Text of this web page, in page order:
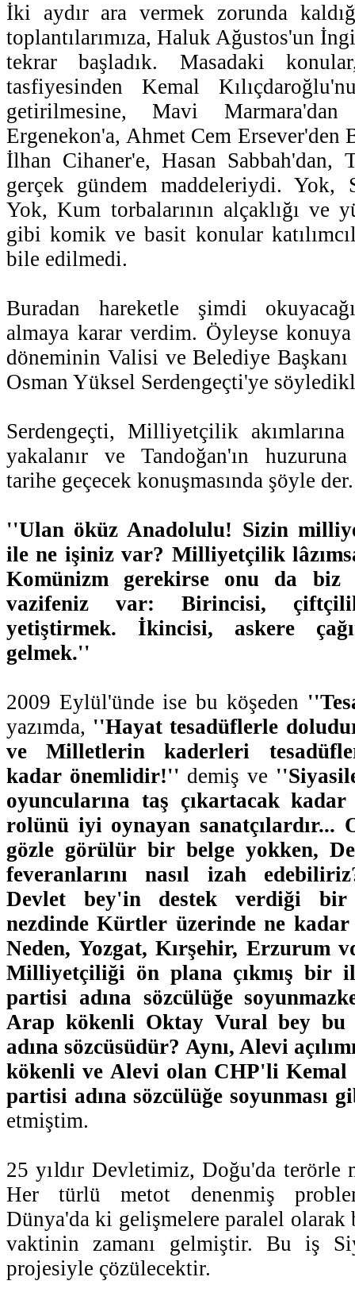
İki aydır ara vermek zorunda
toplantılarımıza, Haluk Ağustos'un
tekrar başladık. Masadaki
tasfiyesinden Kemal
getirilmesine, Mavi
Ergenekon'a, Ahmet Cem Ersever'den
İlhan Cihaner'e, Hasan Sabbah'dan,
gerçek gündem maddeleriydi. Yok,
Yok, Kum torbalarının alçaklığı ve
gibi komik ve basit konular
bile edilmedi.
Buradan hareketle şimdi
almaya karar verdim. Öyleyse
döneminin Valisi ve Belediye Başkanı
Osman Yüksel Serdengeçti'ye
Serdengeçti, Milliyetçilik
yakalanır ve Tandoğan'ın
tarihe geçecek konuşmasında şöyle der.
''Ulan öküz Anadolulu! Sizin
ile ne işiniz var? Milliyetçilik
Komünizm gerekirse onu da
vazifeniz var: Birincisi,
yetiştirmek. İkincisi, askere
gelmek.''
2009 Eylül'ünde ise bu köşeden
yazımda, ''Hayat tesadüflerle
ve Milletlerin kaderleri
kadar önemlidir!'' demiş ve
oyuncularına taş çıkartacak
rolünü iyi oynayan
gözle görülür bir belge yokken,
feveranlarını nasıl izah
Devlet bey'in destek verdiği bir
nezdinde Kürtler üzerinde ne kadar
Neden, Yozgat, Kırşehir, Erzurum
Milliyetçiliği ön plana çıkmış bir
partisi adına sözcülüğe
Arap kökenli Oktay Vural bey bu
adına sözcüsüdür? Aynı, Alevi
kökenli ve Alevi olan CHP'li Kemal
partisi adına sözcülüğe soyunması
etmiştim.
25 yıldır Devletimiz, Doğu'da terörle
Her türlü metot denenmiş
Dünya'da ki gelişmelere paralel olarak
vaktinin zamanı gelmiştir. Bu iş
projesiyle çözülecektir.